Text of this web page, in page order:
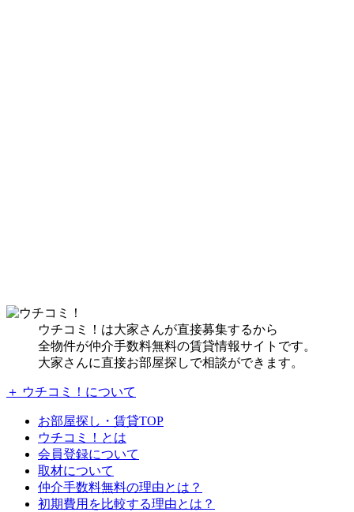
ウチコミ！は大家さんが直接募集するから
全物件が仲介手数料無料の賃貸情報サイトです。
大家さんに直接お部屋探しで相談ができます。
＋ ウチコミ！について
お部屋探し・賃貸TOP
ウチコミ！とは
会員登録について
取材について
仲介手数料無料の理由とは？
初期費用を比較する理由とは？